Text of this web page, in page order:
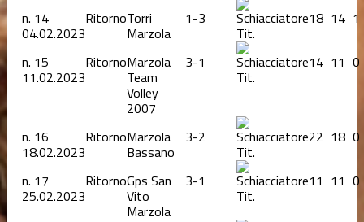
n. 14
04.02.2023
RitornoTorri
Marzola
1-3
Tit.
18 14 1
n. 15
11.02.2023
RitornoMarzola
Team
Volley
2007
3-1
Tit.
14 11 0
n. 16
18.02.2023
RitornoMarzola
Bassano
3-2
Tit.
22 18 0
n. 17
25.02.2023
RitornoGps San
Vito
Marzola
3-1
Tit.
11 11 0